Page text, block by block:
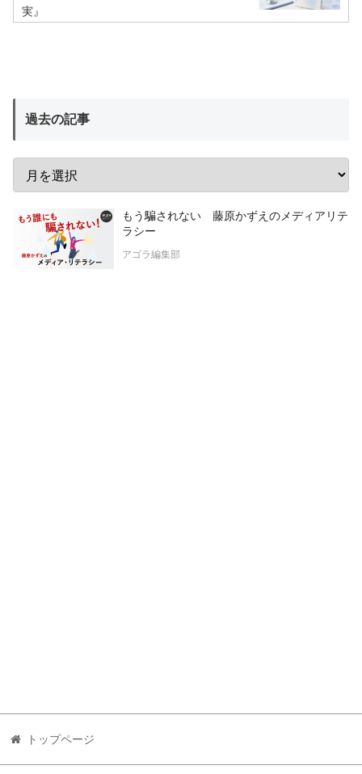
実』
過去の記事
もう騙されない 藤原かずえのメディアリテ
ラシー
アゴラ編集部
トップページ